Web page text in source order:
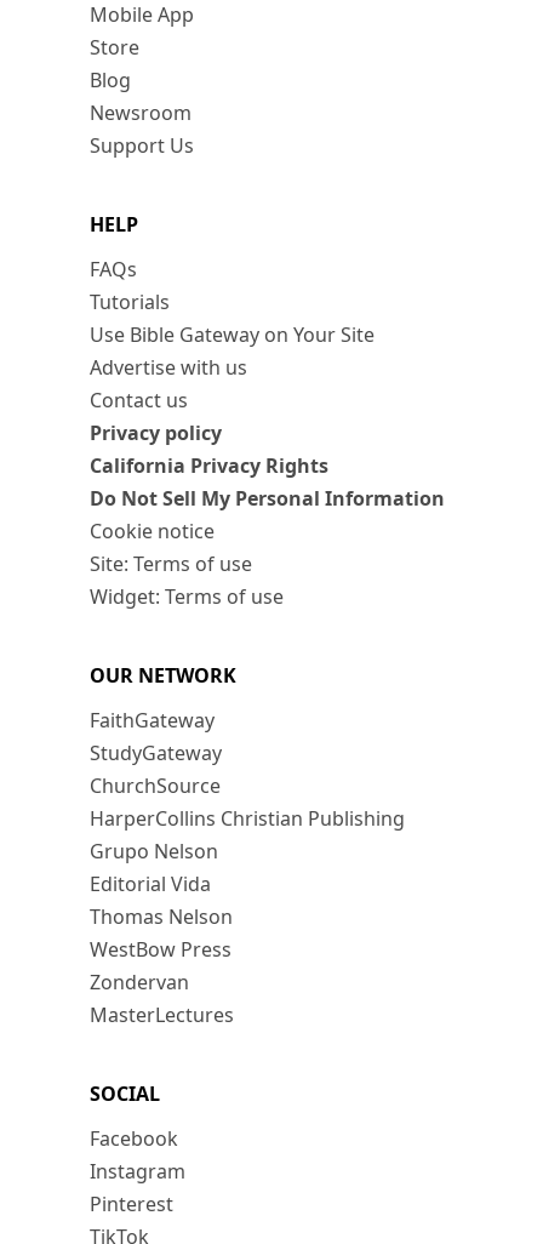
Mobile App
Store
Blog
Newsroom
Support Us
HELP
FAQs
Tutorials
Use Bible Gateway on Your Site
Advertise with us
Contact us
Privacy policy
California Privacy Rights
Do Not Sell My Personal Information
Cookie notice
Site: Terms of use
Widget: Terms of use
OUR NETWORK
FaithGateway
StudyGateway
ChurchSource
HarperCollins Christian Publishing
Grupo Nelson
Editorial Vida
Thomas Nelson
WestBow Press
Zondervan
MasterLectures
SOCIAL
Facebook
Instagram
Pinterest
TikTok